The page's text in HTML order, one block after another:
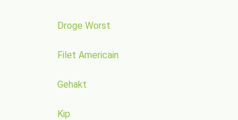
Droge Worst
Filet Americain
Gehakt
Kip